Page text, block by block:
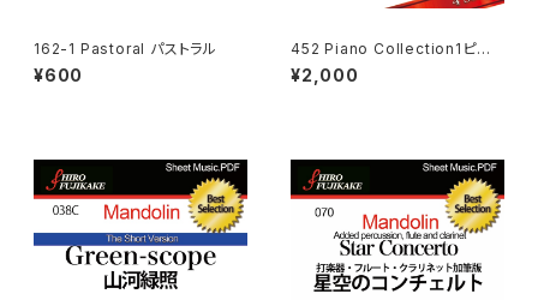
162-1 Pastoral パストラル
¥600
452 Piano Collection1ピアノ
曲集１
¥2,000